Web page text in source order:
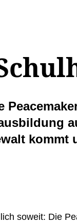
kommt
soweit: Die